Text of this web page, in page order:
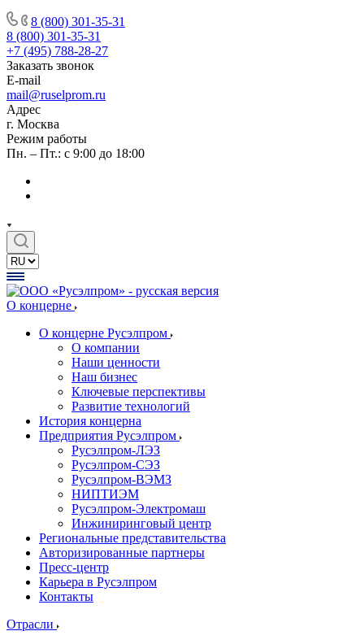
8 (800) 301-35-31
8 (800) 301-35-31
+7 (495) 788-28-27
Заказать звонок
E-mail
mail@ruselprom.ru
Адрес
г. Москва
Режим работы
Пн. – Пт.: с 9:00 до 18:00
О концерне
О концерне Русэлпром
О компании
Наши ценности
Наш бизнес
Ключевые перспективы
Развитие технологий
История концерна
Предприятия Русэлпром
Русэлпром-ЛЭЗ
Русэлпром-СЭЗ
Русэлпром-ВЭМЗ
НИПТИЭМ
Русэлпром-Электромаш
Инжиниринговый центр
Региональные представительства
Авторизированные партнеры
Пресс-центр
Карьера в Русэлпром
Контакты
Отрасли